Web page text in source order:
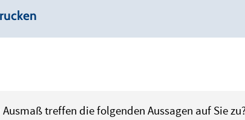
treffen die folgenden Aussagen auf Sie